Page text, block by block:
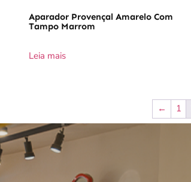
Aparador Provençal Amarelo Com
Tampo Marrom
Leia mais
← 1